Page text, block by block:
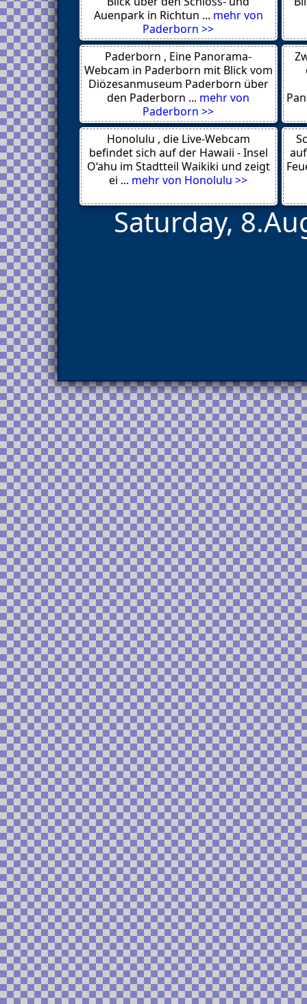
Horb am Neckar
Hofsgrund
Höchenschwand
(Südschwarzwald)
Herrenberg
Heilbronn
Heidelberg
Hechingen
Gütenbach
Gernsbach
Gengenbach
Geislingen a. d. Steige
Fützen
Furtwangen
Auenpark in Richtun ... mehr von
Paderborn >>
Paderborn , Eine Panorama-
Webcam in Paderborn mit Blick vom
Diözesanmuseum Paderborn über
den Paderborn ... mehr von
Paderborn >>
Honolulu , die Live-Webcam
befindet sich auf der Hawaii - Insel
O‘ahu im Stadtteil Waikiki und zeigt
ei ... mehr von Honolulu >>
Saturday,